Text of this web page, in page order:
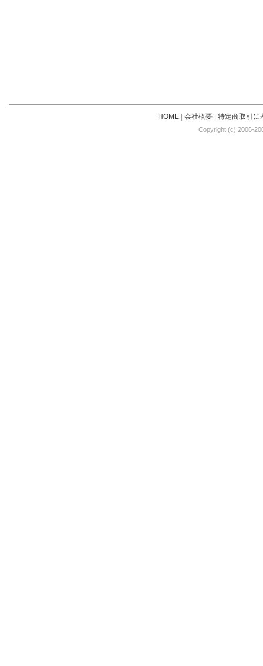
HOME| 会社概要| 特定商取引に
Copyright (c) 2006-